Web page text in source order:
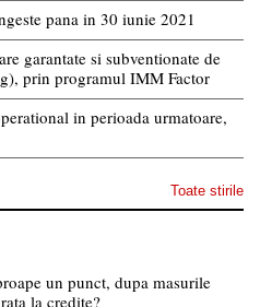
pana in 30 iunie 2021
garantate si subventionate de
prin programul IMM Factor
in perioada urmatoare,
Toate stirile
un punct, dupa masurile
la credite?